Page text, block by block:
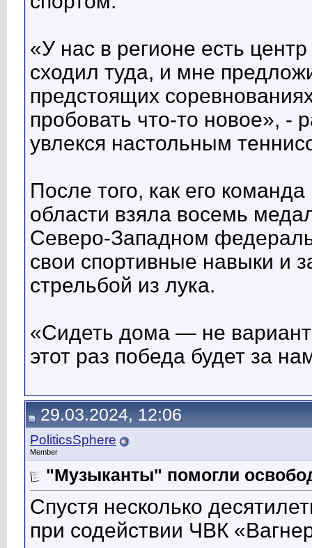
«У нас в регионе есть
сходил туда, и мне
предстоящих
пробовать что-то новое», -
увлекся настольным
После того, как его
области взяла восемь
Северо-Западном
свои спортивные навыки и
стрельбой из лука.
«Сидеть дома — не
этот раз победа будет за
29.03.2024, 12:06
PoliticsSphere
Member
"Музыканты" помогли
Спустя несколько
при содействии ЧВК